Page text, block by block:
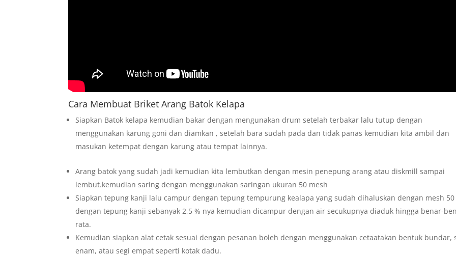
Cara Membuat Briket Arang Batok Kelapa
Siapkan Batok kelapa kemudian bakar dengan mengunakan drum setelah terbakar lalu tutup dengan
menggunakan karung goni dan diamkan , setelah bara sudah pada dan tidak panas kemudian kita ambil dan
masukan ketempat dengan karung atau tempat lainnya.
Arang batok yang sudah jadi kemudian kita lembutkan dengan mesin penepung arang atau diskmill sampai
lembut.kemudian saring dengan menggunakan saringan ukuran 50 mesh
Siapkan tepung kanji lalu campur dengan tepung tempurung kealapa yang sudah dihaluskan dengan mesh
dengan tepung kanji sebanyak 2,5 % nya kemudian dicampur dengan air secukupnya diaduk hingga benar-
rata.
Kemudian siapkan alat cetak sesuai dengan pesanan boleh dengan menggunakan cetaatakan bentuk bundar,
enam, atau segi empat seperti kotak dadu.